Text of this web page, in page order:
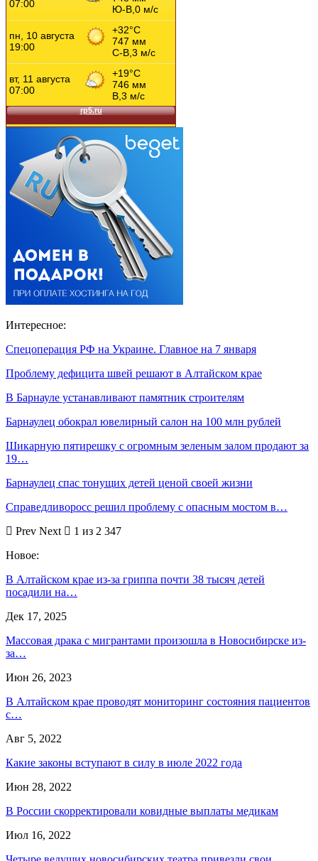
Интересное:
Спецоперация РФ на Украине. Главное на 7 января
Проблему дефицита швей решают в Алтайском крае
В Барнауле устанавливают памятник строителям
Барнаулец обокрал ювелирный салон на 100 млн рублей
Шикарную пятирешку с огромным зеленым залом продают за
19…
Барнаулец спас тонущих детей ценой своей жизни
Справедливоросс решил проблему с опасным мостом в…
Prev Next
1 из 2 347
Новое:
В Алтайском крае из-за гриппа почти 38 тысяч детей
посадили на…
Дек 17, 2025
Массовая драка с мигрантами произошла в Новосибирске из-
за…
Июн 26, 2023
В Алтайском крае проводят мониторинг состояния пациентов
с…
Авг 5, 2022
Какие законы вступают в силу в июле 2022 года
Июн 28, 2022
В России скорректировали ковидные выплаты медикам
Июл 16, 2022